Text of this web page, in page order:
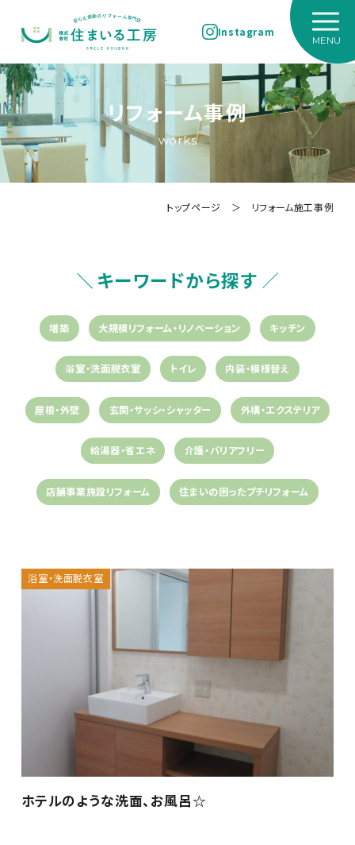
Instagram
リフォーム事例
works
トップページ ＞ リフォーム施工事例
キーワードから探す
増築 大規模リフォーム・リノベーション キッチン
浴室・洗面脱衣室 トイレ 内装・模様替え
屋根・外壁 玄関・サッシ・シャッター 外構・エクステリア
給湯器・省エネ 介護・バリアフリー
店舗事業施設リフォーム 住まいの困ったプチリフォーム
浴室・洗面脱衣室
ホテルのような洗面、お風呂☆